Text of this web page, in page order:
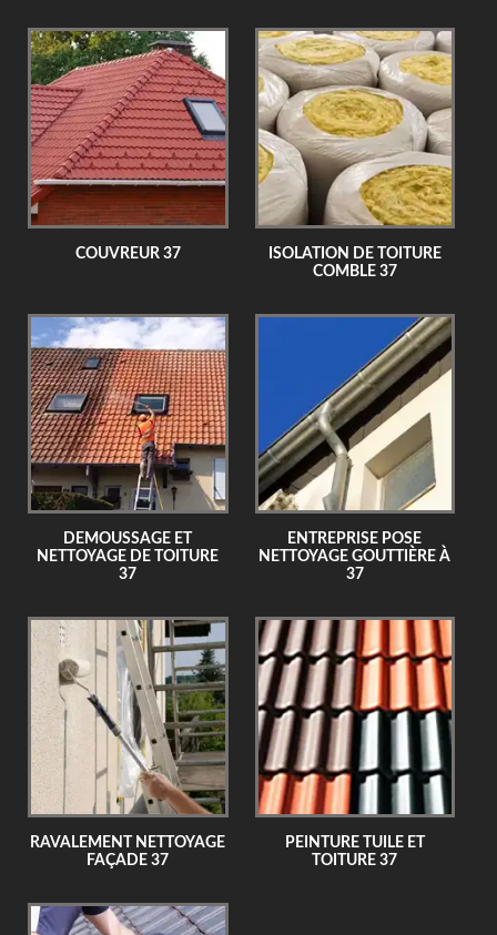
COUVREUR 37
ISOLATION DE TOITURE
COMBLE 37
DEMOUSSAGE ET
NETTOYAGE DE TOITURE
37
ENTREPRISE POSE
NETTOYAGE GOUTTIÈRE À
37
RAVALEMENT NETTOYAGE
FAÇADE 37
PEINTURE TUILE ET
TOITURE 37